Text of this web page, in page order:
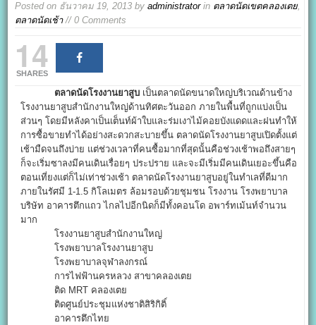
Posted on ธันวาคม 19, 2013 byadministratorin ตลาดนัดเขตคลองเตย,
ตลาดนัดเช้า// 0 Comments
14
SHARES
ตลาดนัดโรงงานยาสูบ เป็นตลาดนัดขนาดใหญ่บริเวณด้านข้าง
โรงงานยาสูบสำนักงานใหญ่ด้านทิศตะวันออก ภายในพื้นที่ถูกแบ่งเป็น
ส่วนๆ โดยมีหลังคาเป็นเต็นท์ผ้าใบและร่มเงาไม้คอยบังแดดและฝนทำให้
การซื้อขายทำได้อย่างสะดวกสะบายขึ้น ตลาดนัดโรงงานยาสูบเปิดตั้งแต่
เช้ามืดจนถึงบ่าย แต่ช่วงเวลาที่คนซื้อมากที่สุดนั้นคือช่วงเช้าพอถึงสายๆ
ก็จะเริ่มซาลงมีคนเดินเรื่อยๆ ประปราย และจะมีเริ่มมีคนเดินเยอะขึ้นคือ
ตอนเที่ยงแต่ก็ไม่เท่าช่วงเช้า ตลาดนัดโรงงานยาสูบอยู่ในทำเลที่ดีมาก
ภายในรัศมี 1-1.5 กิโลเมตร ล้อมรอบด้วยชุมชน โรงงาน โรงพยาบาล
บริษัท อาคารตึกแถว ไกลไปอีกนิดก็มีทั้งคอนโด อพาร์ทเม้นท์จำนวน
มาก
โรงงานยาสูบสำนักงานใหญ่
โรงพยาบาลโรงงานยาสูบ
โรงพยาบาลจุฬาลงกรณ์
การไฟฟ้านครหลวง สาขาคลองเตย
ติด MRT คลองเตย
ติดศูนย์ประชุมแห่งชาติสิริกิติ์
อาคารตึกไทย